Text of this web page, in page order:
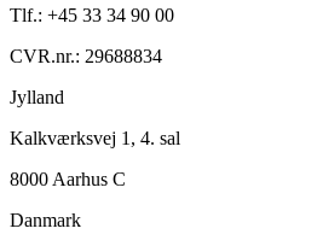
Tlf.: +45 33 34 90 00
CVR.nr.: 29688834
Jylland
Kalkværksvej 1, 4. sal
8000 Aarhus C
Danmark